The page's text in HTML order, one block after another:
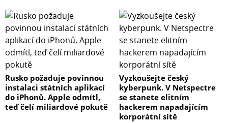
Rusko požaduje povinnou
instalaci státních aplikací
do iPhonů. Apple odmítl,
teď čelí miliardové pokutě
Vyzkoušejte český
kyberpunk. V Netspectre
se stanete elitním
hackerem napadajícím
korporátní sítě